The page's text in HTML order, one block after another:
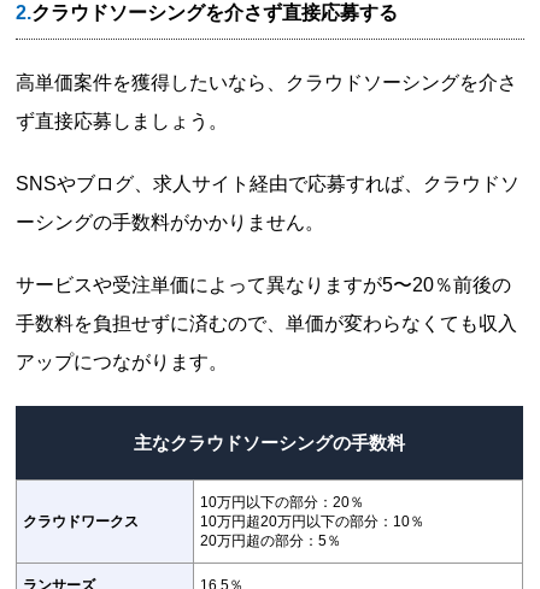
2.クラウドソーシングを介さず直接応募する
高単価案件を獲得したいなら、クラウドソーシングを介さ
ず直接応募しましょう。
SNSやブログ、求人サイト経由で応募すれば、クラウドソ
ーシングの手数料がかかりません。
サービスや受注単価によって異なりますが5〜20％前後の
手数料を負担せずに済むので、単価が変わらなくても収入
アップにつながります。
主なクラウドソーシングの手数料
クラウドワークス
10万円以下の部分：20％
10万円超20万円以下の部分：10％
20万円超の部分：5％
ランサーズ 16.5％